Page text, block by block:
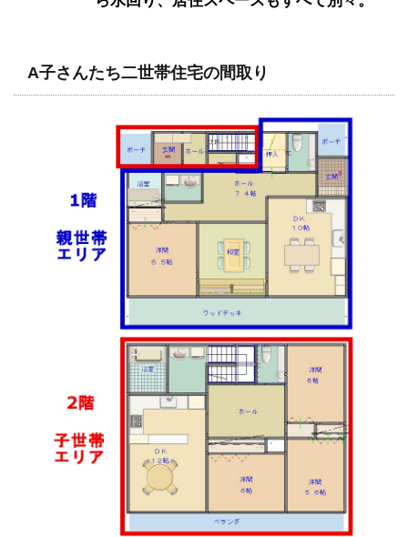
A子さんたち二世帯住宅の間取り